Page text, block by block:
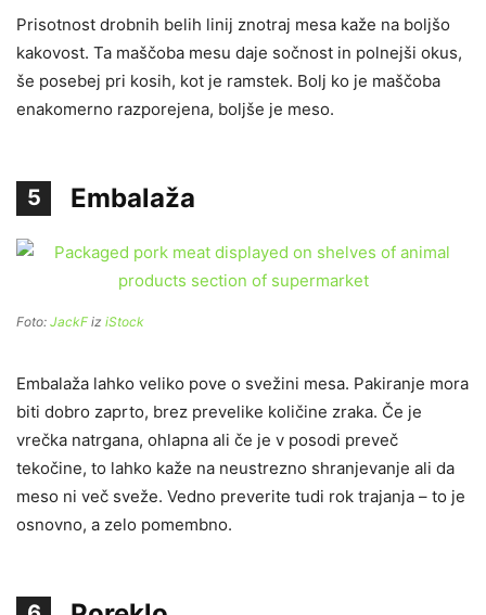
Prisotnost drobnih belih linij znotraj mesa kaže na boljšo
kakovost. Ta maščoba mesu daje sočnost in polnejši okus,
še posebej pri kosih, kot je ramstek. Bolj ko je maščoba
enakomerno razporejena, boljše je meso.
5 Embalaža
Foto: JackF iz iStock
Embalaža lahko veliko pove o svežini mesa. Pakiranje mora
biti dobro zaprto, brez prevelike količine zraka. Če je
vrečka natrgana, ohlapna ali če je v posodi preveč
tekočine, to lahko kaže na neustrezno shranjevanje ali da
meso ni več sveže. Vedno preverite tudi rok trajanja – to je
osnovno, a zelo pomembno.